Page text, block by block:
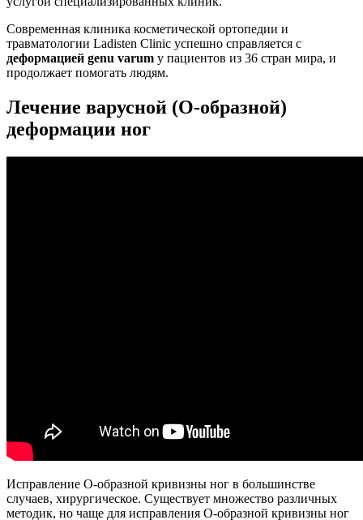
Современная клиника косметической ортопедии и
травматологии Ladisten Clinic успешно справляется с
деформацией genu varum у пациентов из 36 стран мира, и
продолжает помогать людям.
Лечение варусной (О-образной)
деформации ног
Исправление О-образной кривизны ног в большинстве
случаев, хирургическое. Существует множество различных
методик, но чаще для исправления О-образной кривизны ног